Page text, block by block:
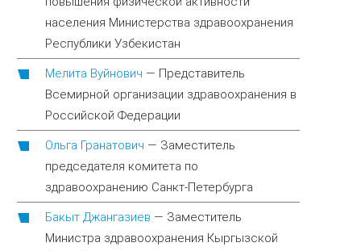
населения Министерства здравоохранения
Республики Узбекистан
Мелита Вуйнович — Представитель
Всемирной организации здравоохранения в
Российской Федерации
Ольга Гранатович — Заместитель
председателя комитета по
здравоохранению Санкт-Петербурга
Бакыт Джангазиев — Заместитель
Министра здравоохранения Кыргызской